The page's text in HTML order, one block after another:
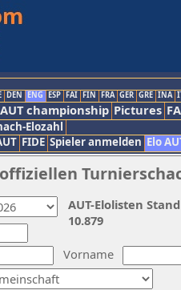
DEN ENG ESP FAI FIN FRA GER GRE INA
AUT championship Pictures
Elozahl
FIDE Spieler anmelden Elo
Vorname
AUT-Elolisten
10.879